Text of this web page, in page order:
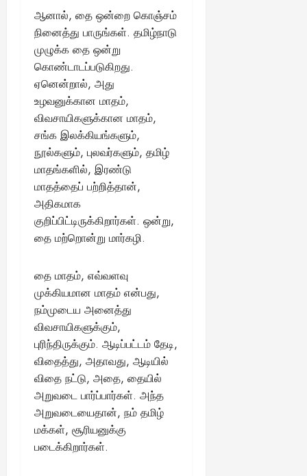
ஆனால், தை ஒன்றை கொஞ்சம்
நினைத்து பாருங்கள். தமிழ்நாடு
முழுக்க தை ஒன்று
கொண்டாடப்படுகிறது.
ஏனென்றால், அது
உழவனுக்கான மாதம்,
விவசாயிகளுக்கான மாதம்,
சங்க இலக்கியங்களும்,
நூல்களும், புலவர்களும், தமிழ்
மாதங்களில், இரண்டு
மாதத்தைப் பற்றித்தான்,
அதிகமாக
குறிப்பிட்டிருக்கிறார்கள். ஒன்று,
தை மற்றொன்று மார்கழி.
தை மாதம், எவ்வளவு
முக்கியமான மாதம் என்பது,
நம்முடைய அனைத்து
விவசாயிகளுக்கும்,
புரிந்திருக்கும். ஆடிப்பட்டம் தேடி,
விதைத்து, அதாவது, ஆடியில்
விதை நட்டு, அதை, தையில்
அறுவடை பார்ப்பார்கள். அந்த
அறுவடையைதான், நம் தமிழ்
மக்கள், சூரியனுக்கு
படைக்கிறார்கள்.